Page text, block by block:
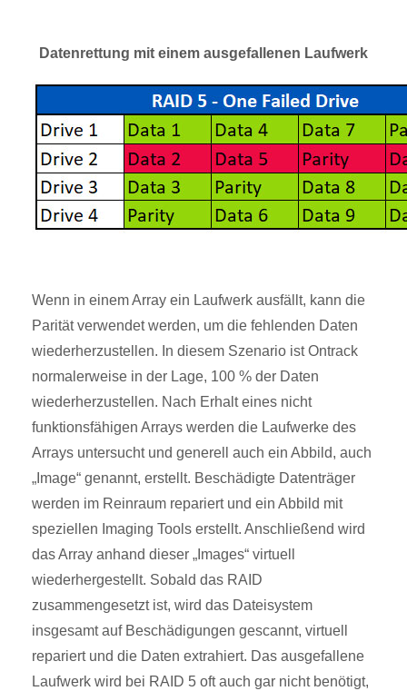
Datenrettung mit einem ausgefallenen Laufwerk
Wenn in einem Array ein Laufwerk ausfällt, kann die
Parität verwendet werden, um die fehlenden Daten
wiederherzustellen. In diesem Szenario ist Ontrack
normalerweise in der Lage, 100 % der Daten
wiederherzustellen. Nach Erhalt eines nicht
funktionsfähigen Arrays werden die Laufwerke des
Arrays untersucht und generell auch ein Abbild, auch
„Image“ genannt, erstellt. Beschädigte Datenträger
werden im Reinraum repariert und ein Abbild mit
speziellen Imaging Tools erstellt. Anschließend wird
das Array anhand dieser „Images“ virtuell
wiederhergestellt. Sobald das RAID
zusammengesetzt ist, wird das Dateisystem
insgesamt auf Beschädigungen gescannt, virtuell
repariert und die Daten extrahiert. Das ausgefallene
Laufwerk wird bei RAID 5 oft auch gar nicht benötigt,